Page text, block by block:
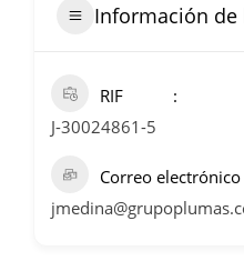
Información de
RIF
J-30024861-5
Correo